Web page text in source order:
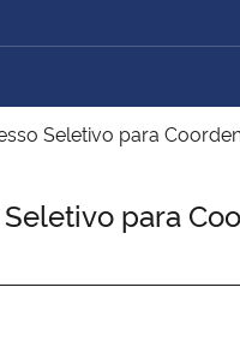
Central do Brasil
Seletivo para
para